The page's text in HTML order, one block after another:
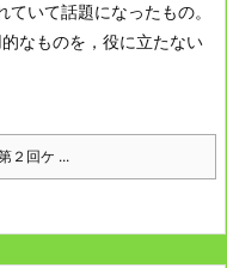
いて話題になったもの。
なものを，役に立たない
２回ケ ...